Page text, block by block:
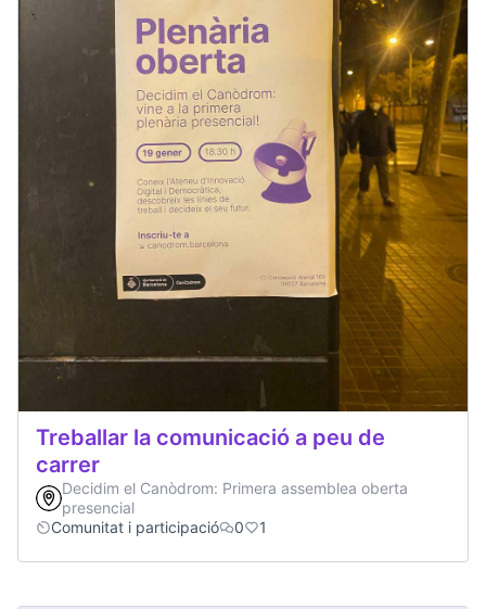
Treballar la comunicació a peu de
carrer
Decidim el Canòdrom: Primera assemblea oberta
presencial
Comunitat i participació
0 1